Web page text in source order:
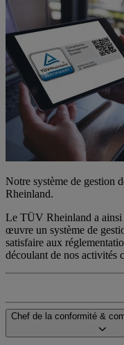
Notre système de gestion
Rheinland.
Le TÜV Rheinland a ainsi
œuvre un système de
satisfaire aux
découlant de nos activités
Chef de la conformité &